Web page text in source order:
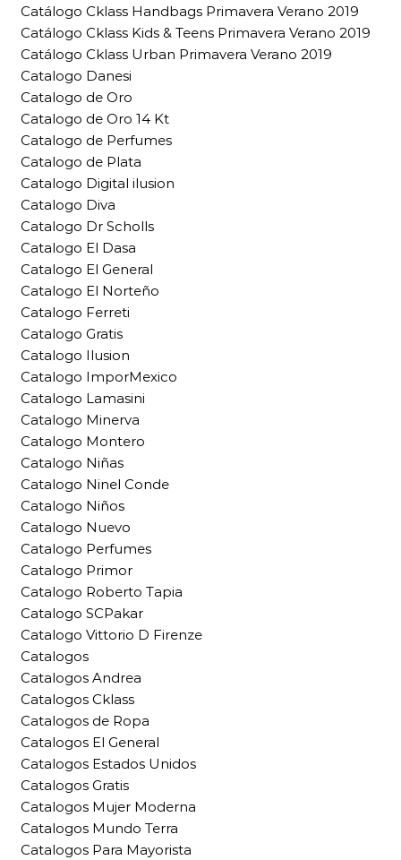
Catálogo Cklass Handbags Primavera Verano 2019
Catálogo Cklass Kids & Teens Primavera Verano 2019
Catálogo Cklass Urban Primavera Verano 2019
Catalogo Danesi
Catalogo de Oro
Catalogo de Oro 14 Kt
Catalogo de Perfumes
Catalogo de Plata
Catalogo Digital ilusion
Catalogo Diva
Catalogo Dr Scholls
Catalogo El Dasa
Catalogo El General
Catalogo El Norteño
Catalogo Ferreti
Catalogo Gratis
Catalogo Ilusion
Catalogo ImporMexico
Catalogo Lamasini
Catalogo Minerva
Catalogo Montero
Catalogo Niñas
Catalogo Ninel Conde
Catalogo Niños
Catalogo Nuevo
Catalogo Perfumes
Catalogo Primor
Catalogo Roberto Tapia
Catalogo SCPakar
Catalogo Vittorio D Firenze
Catalogos
Catalogos Andrea
Catalogos Cklass
Catalogos de Ropa
Catalogos El General
Catalogos Estados Unidos
Catalogos Gratis
Catalogos Mujer Moderna
Catalogos Mundo Terra
Catalogos Para Mayorista